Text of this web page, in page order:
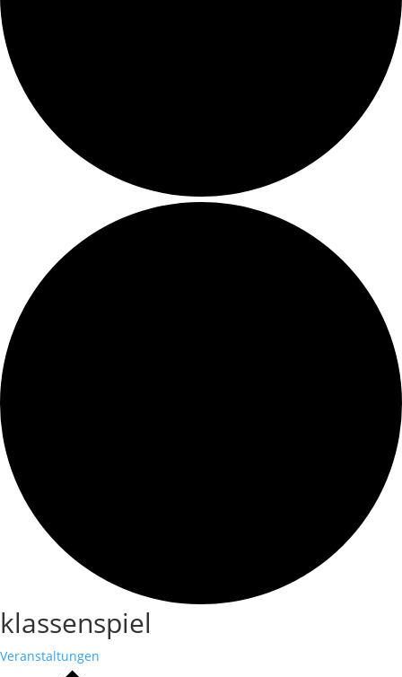
klassenspiel
Veranstaltungen